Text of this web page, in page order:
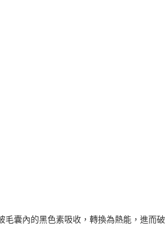
囊內的黑色素吸收，轉換為熱能，進而破